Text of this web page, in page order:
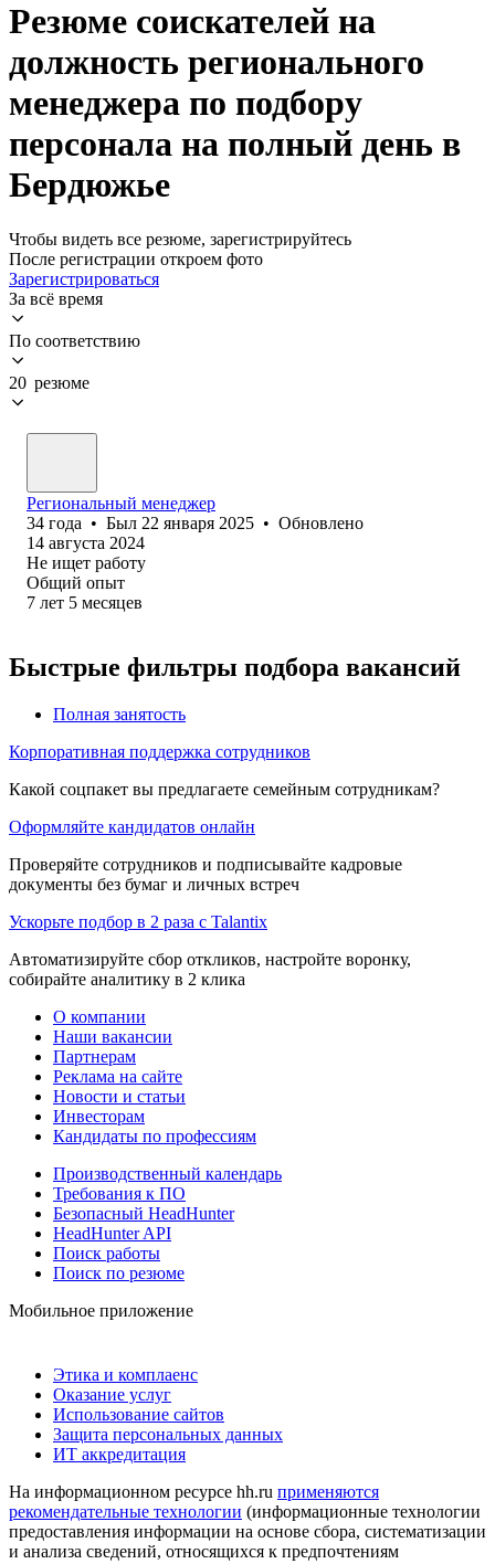
Резюме соискателей на
должность регионального
менеджера по подбору
персонала на полный день в
Бердюжье
Чтобы видеть все резюме, зарегистрируйтесь
После регистрации откроем фото
Зарегистрироваться
За всё время
По соответствию
20 резюме
Региональный менеджер
34 года • Был 22 января 2025 • Обновлено
14 августа 2024
Не ищет работу
Общий опыт
7 лет 5 месяцев
Быстрые фильтры подбора вакансий
Полная занятость
Корпоративная поддержка сотрудников
Какой соцпакет вы предлагаете семейным сотрудникам?
Оформляйте кандидатов онлайн
Проверяйте сотрудников и подписывайте кадровые
документы без бумаг и личных встреч
Ускорьте подбор в 2 раза с Talantix
Автоматизируйте сбор откликов, настройте воронку,
собирайте аналитику в 2 клика
О компании
Наши вакансии
Партнерам
Реклама на сайте
Новости и статьи
Инвесторам
Кандидаты по профессиям
Производственный календарь
Требования к ПО
Безопасный HeadHunter
HeadHunter API
Поиск работы
Поиск по резюме
Мобильное приложение
Этика и комплаенс
Оказание услуг
Использование сайтов
Защита персональных данных
ИТ аккредитация
На информационном ресурсе hh.ru применяются
рекомендательные технологии (информационные технологии
предоставления информации на основе сбора, систематизации
и анализа сведений, относящихся к предпочтениям